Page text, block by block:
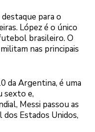
para o
López é o único
brasileiro. O
nas principais
da Argentina, é uma
sexto e,
Messi passou as
Estados Unidos,